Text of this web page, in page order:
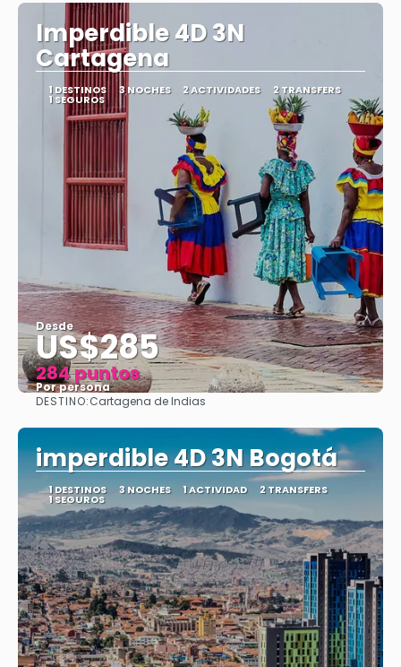
Imperdible 4D 3N
Cartagena
1 DESTINOS 3 NOCHES 2 ACTIVIDADES 2 TRANSFERS
1 SEGUROS
Desde
US$285
284 puntos
Por persona
Ver
DESTINO:Cartagena de Indias
imperdible 4D 3N Bogotá
1 DESTINOS 3 NOCHES 1 ACTIVIDAD 2 TRANSFERS
1 SEGUROS